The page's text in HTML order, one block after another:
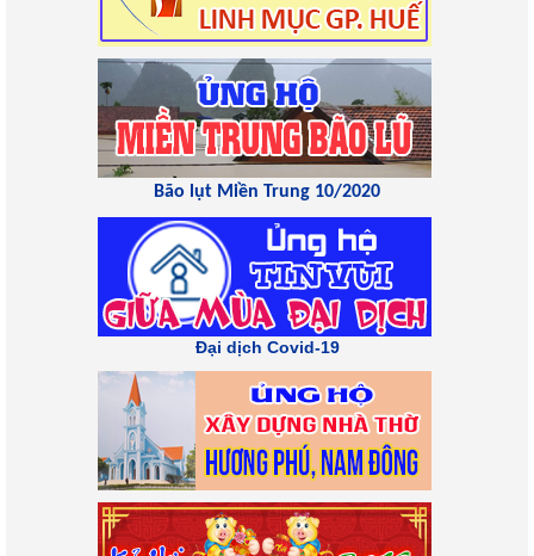
Bão lụt Miền Trung 10/2020
Đại dịch Covid-19